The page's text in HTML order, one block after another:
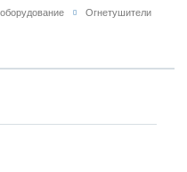
Огнетушители